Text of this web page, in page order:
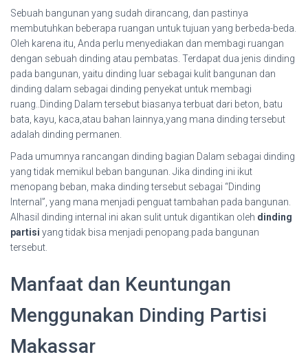
Sebuah bangunan yang sudah dirancang, dan pastinya
membutuhkan beberapa ruangan untuk tujuan yang berbeda-beda.
Oleh karena itu, Anda perlu menyediakan dan membagi ruangan
dengan sebuah dinding atau pembatas. Terdapat dua jenis dinding
pada bangunan, yaitu dinding luar sebagai kulit bangunan dan
dinding dalam sebagai dinding penyekat untuk membagi
ruang..Dinding Dalam tersebut biasanya terbuat dari beton, batu
bata, kayu, kaca,atau bahan lainnya,yang mana dinding tersebut
adalah dinding permanen.
Pada umumnya rancangan dinding bagian Dalam sebagai dinding
yang tidak memikul beban bangunan. Jika dinding ini ikut
menopang beban, maka dinding tersebut sebagai “Dinding
Internal”, yang mana menjadi penguat tambahan pada bangunan.
Alhasil dinding internal ini akan sulit untuk digantikan oleh dinding
partisi yang tidak bisa menjadi penopang.pada bangunan
tersebut.
Manfaat dan Keuntungan
Menggunakan Dinding Partisi
Makassar